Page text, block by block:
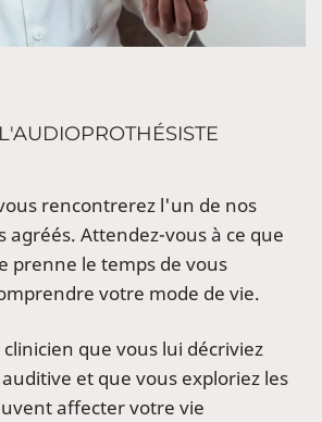
rencontrerez l'un de nos
agréés. Attendez-vous à ce que
prenne le temps de vous
votre mode de vie.
que vous lui décriviez
et que vous exploriez les
affecter votre vie